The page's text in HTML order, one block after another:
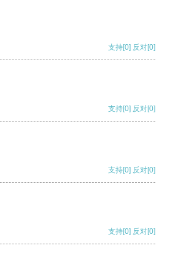
支持[0] 反对[0]
支持[0] 反对[0]
支持[0] 反对[0]
支持[0] 反对[0]